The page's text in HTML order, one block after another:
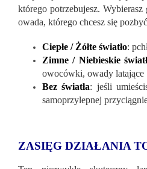
którego potrzebujesz.
owada, którego chcesz się
Ciepłe / Żółte światło:
Zimne / Niebieskie
owocówki, owady latające
Bez światła: jeśli
samoprzylepnej
ZASIĘG DZIAŁANIA